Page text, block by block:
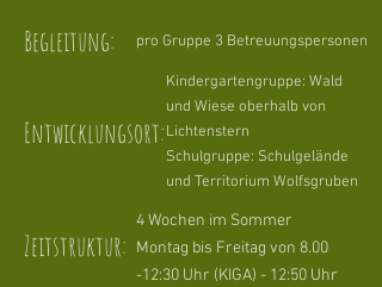
Begleitung: pro Gruppe 3 Betreuungspersonen
Entwicklungsort:
Kindergartengruppe: Wald
und Wiese oberhalb von
Lichtenstern
Schulgruppe: Schulgelände
und Territorium Wolfsgruben
Zeitstruktur:
4 Wochen im Sommer
Montag bis Freitag von 8.00
-12:30 Uhr (KIGA) - 12:50 Uhr